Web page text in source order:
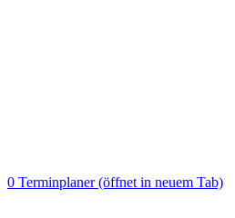
0 Terminplaner(öffnet in neuem Tab)